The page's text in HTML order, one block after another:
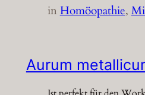
inHomöopathie,
Aurum